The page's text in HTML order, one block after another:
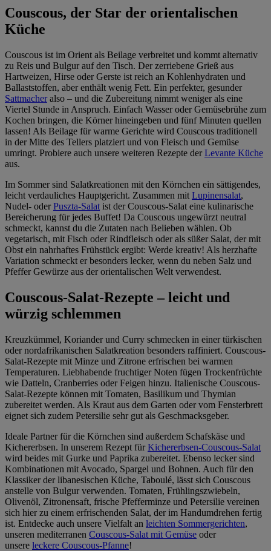
Couscous, der Star der orientalischen
Küche
Couscous ist im Orient als Beilage verbreitet und kommt alternativ
zu Reis und Bulgur auf den Tisch. Der zerriebene Grieß aus
Hartweizen, Hirse oder Gerste ist reich an Kohlenhydraten und
Ballaststoffen, aber enthält wenig Fett. Ein perfekter, gesunder
Sattmacheralso – und die Zubereitung nimmt weniger als eine
Viertel Stunde in Anspruch. Einfach Wasser oder Gemüsebrühe zum
Kochen bringen, die Körner hineingeben und fünf Minuten quellen
lassen! Als Beilage für warme Gerichte wird Couscous traditionell
in der Mitte des Tellers platziert und von Fleisch und Gemüse
umringt. Probiere auch unsere weiteren Rezepte derLevante Küche
aus.
Im Sommer sind Salatkreationen mit den Körnchen ein sättigendes,
leicht verdauliches Hauptgericht. Zusammen mit Lupinensalat,
Nudel- oderPuszta-Salat ist der Couscous-Salat eine kulinarische
Bereicherung für jedes Buffet! Da Couscous ungewürzt neutral
schmeckt, kannst du die Zutaten nach Belieben wählen. Ob
vegetarisch, mit Fisch oder Rindfleisch oder als süßer Salat, der mit
Obst ein nahrhaftes Frühstück ergibt: Werde kreativ! Als herzhafte
Variation schmeckt er besonders lecker, wenn du neben Salz und
Pfeffer Gewürze aus der orientalischen Welt verwendest.
Couscous-Salat-Rezepte – leicht und
würzig schlemmen
Kreuzkümmel, Koriander und Curry schmecken in einer türkischen
oder nordafrikanischen Salatkreation besonders raffiniert. Couscous-
Salat-Rezepte mit Minze und Zitrone erfrischen bei warmen
Temperaturen. Liebhabende fruchtiger Noten fügen Trockenfrüchte
wie Datteln, Cranberries oder Feigen hinzu. Italienische Couscous-
Salat-Rezepte können mit Tomaten, Basilikum und Thymian
zubereitet werden. Als Kraut aus dem Garten oder vom Fensterbrett
eignet sich zudem Petersilie sehr gut als Geschmacksgeber.
Ideale Partner für die Körnchen sind außerdem Schafskäse und
Kichererbsen. In unserem Rezept fürKichererbsen-Couscous-Salat
wird beides mit Gurke und Paprika zubereitet. Ebenso lecker sind
Kombinationen mit Avocado, Spargel und Bohnen. Auch für den
Klassiker der libanesischen Küche, Taboulé, lässt sich Couscous
anstelle von Bulgur verwenden. Tomaten, Frühlingszwiebeln,
Olivenöl, Zitronensaft, frische Pfefferminze und Petersilie vereinen
sich hier zu einem erfrischenden Salat, der im Handumdrehen fertig
ist. Entdecke auch unsere Vielfalt an leichten Sommergerichten,
unseren mediterranen Couscous-Salat mit Gemüse oder
unsere leckere Couscous-Pfanne!